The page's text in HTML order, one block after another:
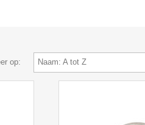
op: Naam: A tot Z